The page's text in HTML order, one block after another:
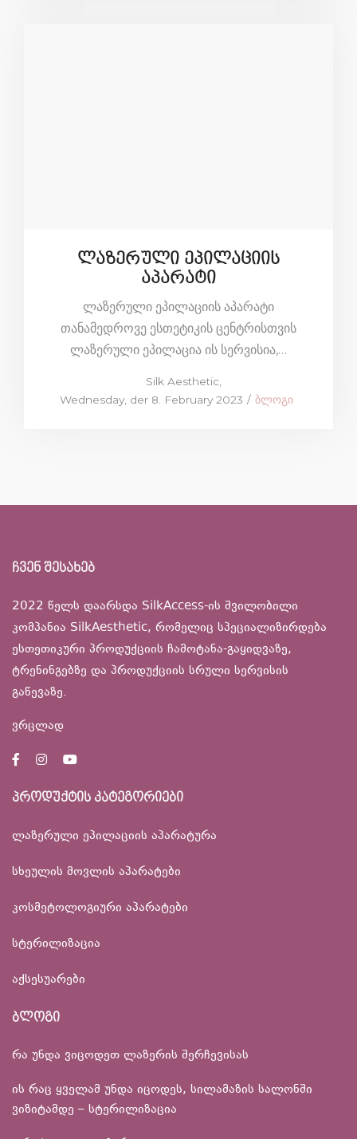
ლაზერული ეპილაციის
აპარატი
ლაზერული ეპილაციის აპარატი
თანამედროვე ესთეტიკის ცენტრისთვის
ლაზერული ეპილაცია ის სერვისია,…
Silk Aesthetic
Posted
Wednesday, der 8. February 2023
Posted
ბლოგი
ჩვენ შესახებ
2022 წელს დაარსდა SilkAccess-ის შვილობილი
კომპანია SilkAesthetic, რომელიც სპეციალიზირდება
ესთეთიკური პროდუქციის ჩამოტანა-გაყიდვაზე,
ტრენინგებზე და პროდუქციის სრული სერვისის
გაწევაზე.
ვრცლად
პროდუქტის კატეგორიები
ლაზერული ეპილაციის აპარატურა
სხეულის მოვლის აპარატები
კოსმეტოლოგიური აპარატები
სტერილიზაცია
აქსესუარები
ბლოგი
რა უნდა ვიცოდეთ ლაზერის შერჩევისას
ის რაც ყველამ უნდა იცოდეს, სილამაზის სალონში
ვიზიტამდე – სტერილიზაცია